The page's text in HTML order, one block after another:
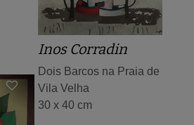
Inos Corradin
Dois Barcos na Praia de
Vila Velha
30 x 40 cm